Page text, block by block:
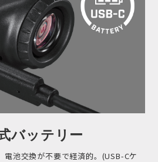
バッテリー
電池交換が不要で経済的。(USB-Cケ